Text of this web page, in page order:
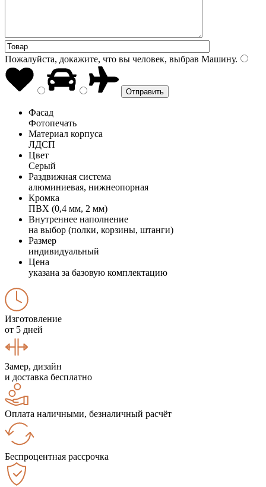
Пожалуйста, докажите, что вы человек, выбрав Машину.
Фасад
Фотопечать
Материал корпуса
ЛДСП
Цвет
Серый
Раздвижная система
алюминиевая, нижнеопорная
Кромка
ПВХ (0,4 мм, 2 мм)
Внутреннее наполнение
на выбор (полки, корзины, штанги)
Размер
индивидуальный
Цена
указана за базовую комплектацию
Изготовление
от 5 дней
Замер, дизайн
и доставка бесплатно
Оплата наличными, безналичный расчёт
Беспроцентная рассрочка